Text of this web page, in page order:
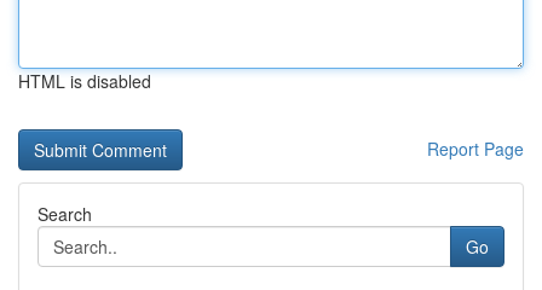
HTML is disabled
Report Page
Search
Go